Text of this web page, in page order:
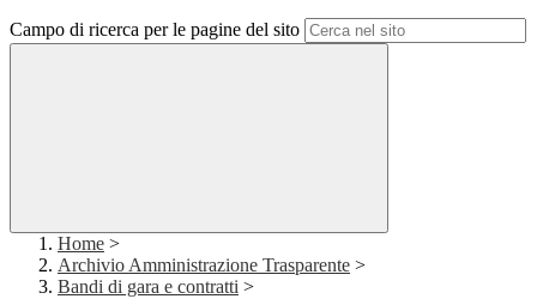
Campo di ricerca per le pagine del sito
Home >
Archivio Amministrazione Trasparente >
Bandi di gara e contratti >